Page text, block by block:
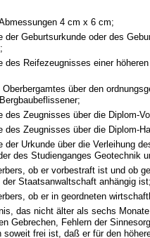
4 cm x 6 cm;
der Geburtsurkunde oder des
des Reifezeugnisses einer
über den
des Zeugnisses über die Diplom-
des Zeugnisses über die Diplom-
der Urkunde über die Verleihung
des Studienganges Geotechnik
ob er vorbestraft ist und ob
Staatsanwaltschaft anhängig ist;
ob er in geordneten
das nicht älter als sechs
Gebrechen, Fehlern der
soweit frei ist, daß er für den